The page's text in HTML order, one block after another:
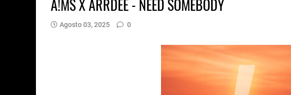
A!MS X ARRDEE - NEED SOMEBODY
Agosto 03, 2025 0